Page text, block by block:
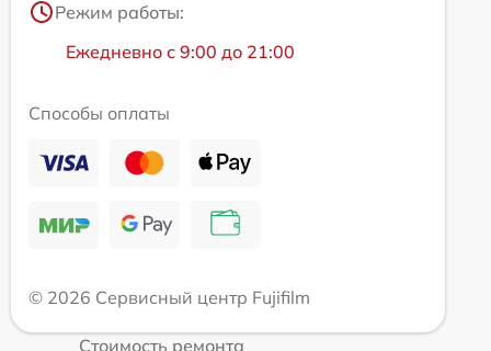
Режим работы:
Ежедневно с 9:00 до 21:00
Способы оплаты
© 2026 Сервисный центр Fujifilm
Стоимость ремонта